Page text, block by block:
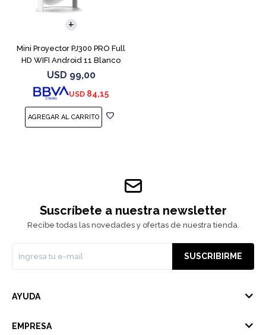
Mini Proyector PJ300 PRO Full
HD WIFI Android 11 Blanco
USD 99,00
USD 84,15
Suscríbete a nuestra newsletter
Recibe todas las novedades y ofertas de nuestra tienda.
SUSCRIBIRME
AYUDA
EMPRESA